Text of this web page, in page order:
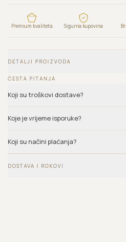
Premium kvaliteta Sigurna kupovina
DETALJI PROIZVODA
ČESTA PITANJA
Koji su troškovi dostave?
Koje je vrijeme isporuke?
Koji su načini plaćanja?
DOSTAVA I ROKOVI